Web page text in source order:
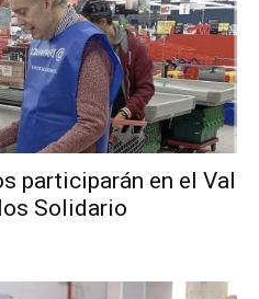
participarán en el Val
Solidario